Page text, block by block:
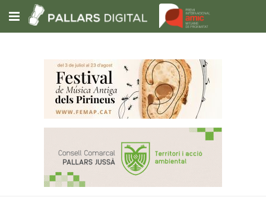
Subscriu-t'hi
Portada